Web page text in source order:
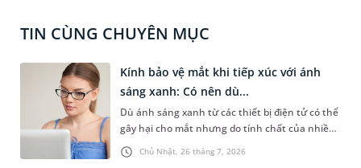
TIN CÙNG CHUYÊN MỤC
Chủ Nhật, 26 tháng 7, 2026
Kính bảo vệ mắt khi tiếp xúc với ánh
sáng xanh: Có nên dù...
Dù ánh sáng xanh từ các thiết bị điện tử có thể
gây hại cho mắt nhưng do tính chất của nhiều
công việc trong cuộc sống hiện đại, nhiều
người vẫn phải thường xuyên tiếp xúc với ánh